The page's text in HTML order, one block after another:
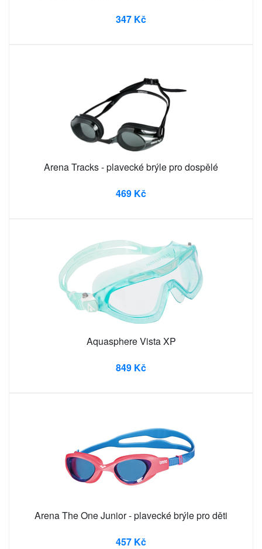
347 Kč
Arena Tracks - plavecké brýle pro dospělé
469 Kč
Aquasphere Vista XP
849 Kč
Arena The One Junior - plavecké brýle pro děti
457 Kč